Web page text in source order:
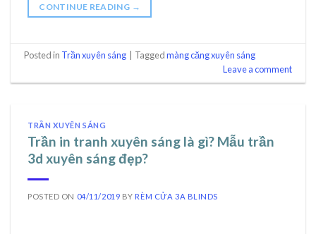
CONTINUE READING →
Posted in Trần xuyên sáng Taggedmàng căng xuyên sáng
Leave a comment
TRẦN XUYÊN SÁNG
Trần in tranh xuyên sáng là gì? Mẫu trần
3d xuyên sáng đẹp?
POSTED ON 04/11/2019 BY RÈM CỬA 3A BLINDS